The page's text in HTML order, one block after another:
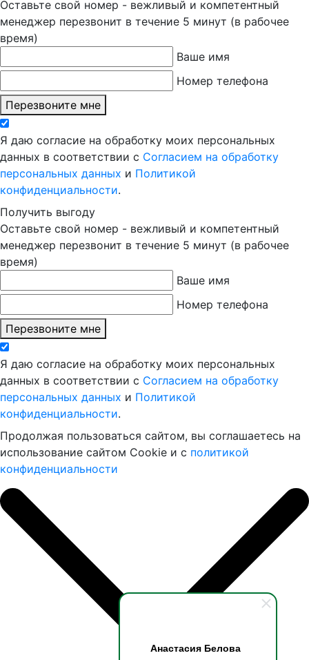
Анастасия Белова
Оставьте свой номер - вежливый и компетентный
менеджер перезвонит в течение 5 минут (в рабочее
время)
Ваше имя
Номер телефона
Перезвоните мне
Я даю согласие на обработку моих персональных
данных в соответствии с Согласием на обработку
персональных данных и Политикой
конфиденциальности.
Получить выгоду
Оставьте свой номер - вежливый и компетентный
менеджер перезвонит в течение 5 минут (в рабочее
время)
Ваше имя
Номер телефона
Перезвоните мне
Я даю согласие на обработку моих персональных
данных в соответствии с Согласием на обработку
персональных данных и Политикой
конфиденциальности.
Продолжая пользоваться сайтом, вы соглашаетесь на
использование сайтом Cookie и с политикой
конфиденциальности